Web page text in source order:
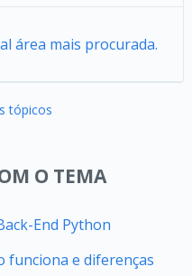
área mais procurada.
tópicos
O TEMA
End Python
funciona e diferenças